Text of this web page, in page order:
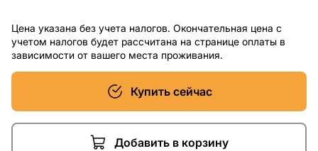
Цена указана без учета налогов. Окончательная цена с
учетом налогов будет рассчитана на странице оплаты в
зависимости от вашего места проживания.
Купить сейчас
Добавить в корзину